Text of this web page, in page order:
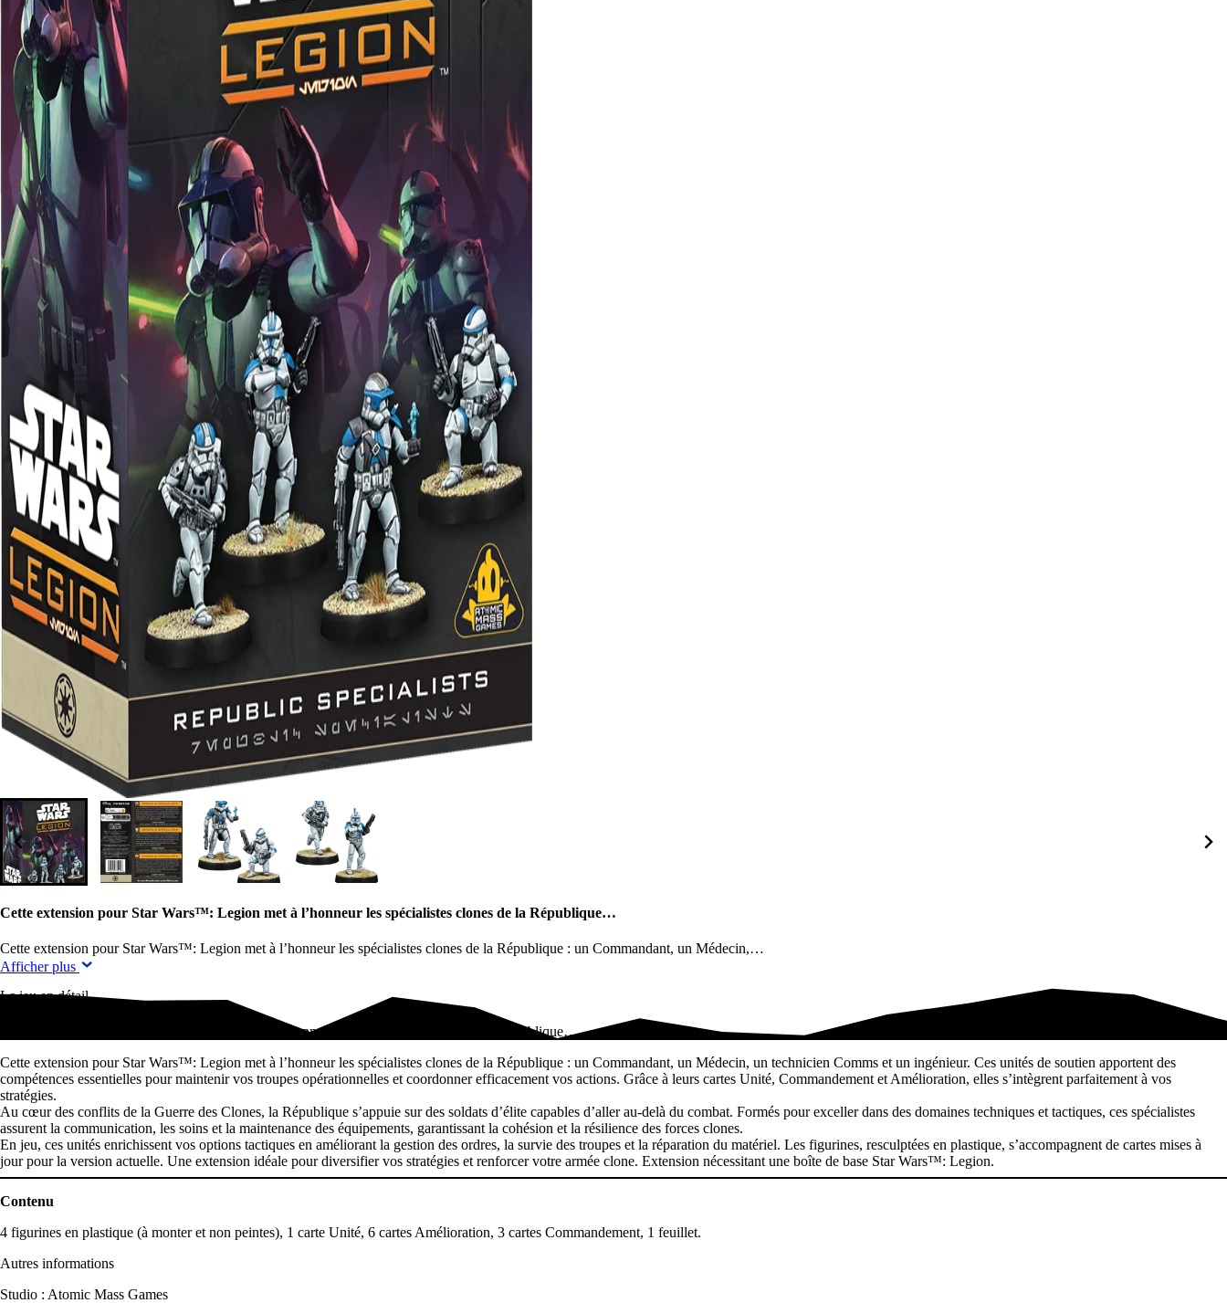
Cette extension pour Star Wars™: Legion met à l’honneur les spécialistes clones de la République…
Cette extension pour Star Wars™: Legion met à l’honneur les spécialistes clones de la République : un Commandant, un Médecin,…
Afficher plus
Le jeu en détail
Cette extension pour Star Wars™: Legion met à l’honneur les spécialistes clones de la République…
Cette extension pour Star Wars™: Legion met à l’honneur les spécialistes clones de la République : un Commandant, un Médecin, un technicien Comms et un ingénieur. Ces unités de soutien apportent des
compétences essentielles pour maintenir vos troupes opérationnelles et coordonner efficacement vos actions. Grâce à leurs cartes Unité, Commandement et Amélioration, elles s’intègrent parfaitement à vos
stratégies.
Au cœur des conflits de la Guerre des Clones, la République s’appuie sur des soldats d’élite capables d’aller au-delà du combat. Formés pour exceller dans des domaines techniques et tactiques, ces spécialistes
assurent la communication, les soins et la maintenance des équipements, garantissant la cohésion et la résilience des forces clones.
En jeu, ces unités enrichissent vos options tactiques en améliorant la gestion des ordres, la survie des troupes et la réparation du matériel. Les figurines, resculptées en plastique, s’accompagnent de cartes mises à
jour pour la version actuelle. Une extension idéale pour diversifier vos stratégies et renforcer votre armée clone. Extension nécessitant une boîte de base Star Wars™: Legion.
Contenu
4 figurines en plastique (à monter et non peintes), 1 carte Unité, 6 cartes Amélioration, 3 cartes Commandement, 1 feuillet.
Autres informations
Studio : Atomic Mass Games